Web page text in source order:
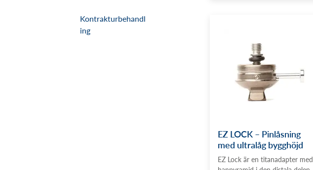
Kontrakturbehandl
ing
EZ LOCK – Pinlåsning
med ultralåg bygghöjd
EZ Lock är en titanadapter med